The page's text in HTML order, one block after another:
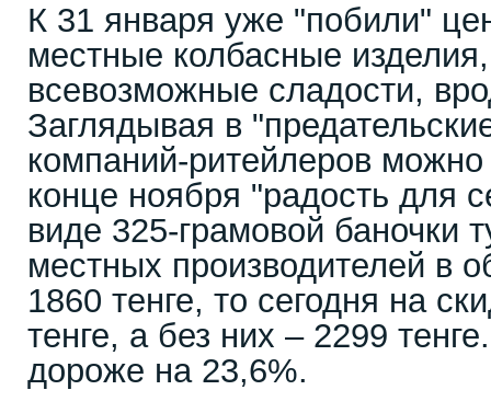
К 31 января уже "побили"
местные колбасные
всевозможные сладости,
Заглядывая в
компаний-ритейлеров можно
конце ноября "радость для
виде 325-грамовой баночки
местных производителей в
1860 тенге, то сегодня на
тенге, а без них – 2299
дороже на 23,6%.